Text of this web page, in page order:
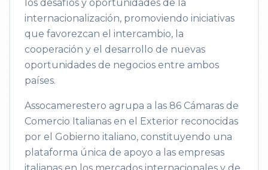
los desafíos y oportunidades de la
internacionalización, promoviendo iniciativas
que favorezcan el intercambio, la
cooperación y el desarrollo de nuevas
oportunidades de negocios entre ambos
países.
Assocamerestero agrupa a las 86 Cámaras de
Comercio Italianas en el Exterior reconocidas
por el Gobierno italiano, constituyendo una
plataforma única de apoyo a las empresas